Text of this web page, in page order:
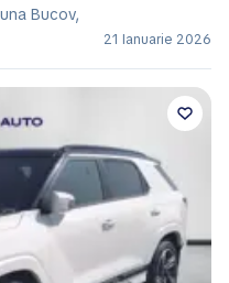
Bucov,
21 Ianuarie 2026